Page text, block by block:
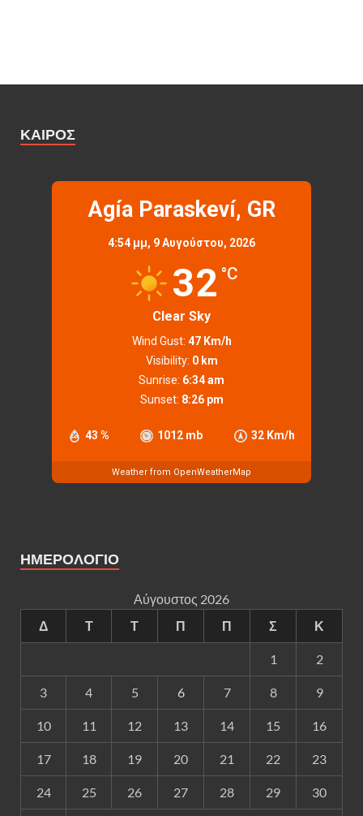
ΚΑΙΡΌΣ
Agía Paraskeví, GR
4:54 μμ, 9 Αυγούστου, 2026
32 °C
Clear Sky
43 % 1012 mb 32 Km/h
Wind Gust: 47 Km/h
Visibility: 0 km
Sunrise: 6:34 am
Sunset: 8:26 pm
Weather from OpenWeatherMap
ΗΜΕΡΟΛΟΓΙΟ
Αύγουστος 2026
Δ
Τ Τ Π Π Σ Κ
1 2
3 4 5 6 7 8 9
10 11 12 13 14 15 16
17 18 19 20 21 22 23
24 25 26 27 28 29 30